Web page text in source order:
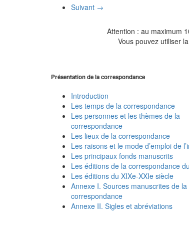
Suivant →
Attention : au maximum
Vous pouvez utiliser
Présentation de la correspondance
Introduction
Les temps de la correspondance
Les personnes et les thèmes de la
correspondance
Les lieux de la correspondance
Les raisons et le mode d’emploi de
Les principaux fonds manuscrits
Les éditions de la correspondance
Les éditions du XIXe-XXIe siècle
Annexe I. Sources manuscrites de la
correspondance
Annexe II. Sigles et abréviations